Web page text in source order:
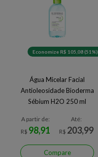
Economize R$ 105,08 (51%)
Água Micelar Facial
Antioleosidade Bioderma
Sébium H2O 250 ml
A partir de:
R$ 98,91
Até:
R$ 203,99
Compare